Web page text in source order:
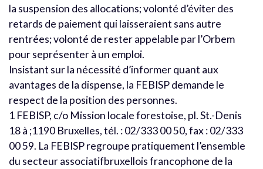
la suspension des allocations; volonté d’éviter des
retards de paiement qui laisseraient sans autre
rentrées; volonté de rester appelable par l’Orbem
pour seprésenter à un emploi.
Insistant sur la nécessité d’informer quant aux
avantages de la dispense, la FEBISP demande le
respect de la position des personnes.
1 FEBISP, c/o Mission locale forestoise, pl. St.-Denis
18 à ;1190 Bruxelles, tél. : 02/333 00 50, fax : 02/333
00 59. La FEBISP regroupe pratiquement l’ensemble
du secteur associatifbruxellois francophone de la